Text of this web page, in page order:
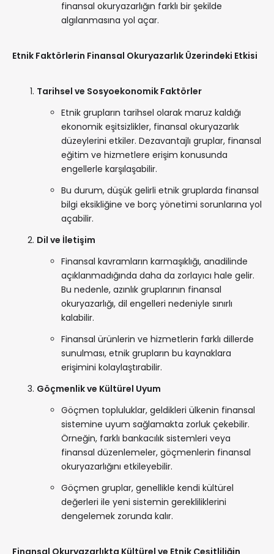
finansal okuryazarlığın farklı bir şekilde
algılanmasına yol açar.
Etnik Faktörlerin Finansal Okuryazarlık Üzerindeki Etkisi
Tarihsel ve Sosyoekonomik Faktörler
Etnik grupların tarihsel olarak maruz kaldığı
ekonomik eşitsizlikler, finansal okuryazarlık
düzeylerini etkiler. Dezavantajlı gruplar, finansal
eğitim ve hizmetlere erişim konusunda
engellerle karşılaşabilir.
Bu durum, düşük gelirli etnik gruplarda finansal
bilgi eksikliğine ve borç yönetimi sorunlarına yol
açabilir.
Dil ve İletişim
Finansal kavramların karmaşıklığı, anadilinde
açıklanmadığında daha da zorlayıcı hale gelir.
Bu nedenle, azınlık gruplarının finansal
okuryazarlığı, dil engelleri nedeniyle sınırlı
kalabilir.
Finansal ürünlerin ve hizmetlerin farklı dillerde
sunulması, etnik grupların bu kaynaklara
erişimini kolaylaştırabilir.
Göçmenlik ve Kültürel Uyum
Göçmen topluluklar, geldikleri ülkenin finansal
sistemine uyum sağlamakta zorluk çekebilir.
Örneğin, farklı bankacılık sistemleri veya
finansal düzenlemeler, göçmenlerin finansal
okuryazarlığını etkileyebilir.
Göçmen gruplar, genellikle kendi kültürel
değerleri ile yeni sistemin gerekliliklerini
dengelemek zorunda kalır.
Finansal Okuryazarlıkta Kültürel ve Etnik Çeşitliliğin